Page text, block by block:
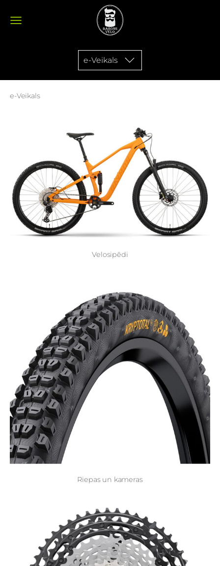
e-Veikals
e-Veikals
Velosipēdi
Riepas un kameras